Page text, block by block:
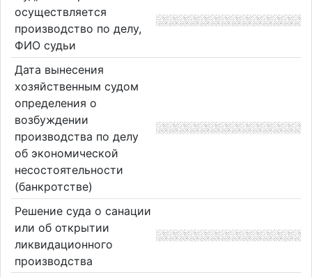
осуществляется
производство по делу,
ФИО судьи
Дата вынесения
хозяйственным судом
определения о
возбуждении
производства по делу
об экономической
несостоятельности
(банкротстве)
Решение суда о санации
или об открытии
ликвидационного
производства